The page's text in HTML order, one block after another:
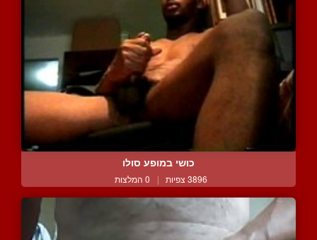
כושי במופע סולו
3896 צפיות | 0 המלצות